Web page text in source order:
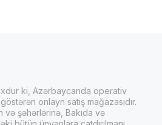
ki, Azərbaycanda operativ
onlayn satış mağazasıdır.
və şəhərlərinə, Bakıda və